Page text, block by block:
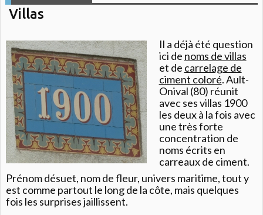
Villas
Il a déjà été question
ici de noms de villas
et de carrelage de
ciment coloré. Ault-
Onival (80) réunit
avec ses villas 1900
les deux à la fois avec
une très forte
concentration de
noms écrits en
carreaux de ciment.
Prénom désuet, nom de fleur, univers maritime, tout y
est comme partout le long de la côte, mais quelques
fois les surprises jaillissent.